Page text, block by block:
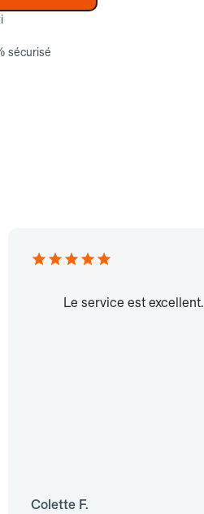
sécurisé
Le service est excellent.
Colette F.